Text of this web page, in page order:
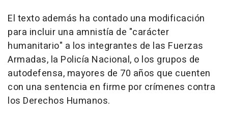
El texto además ha contado una modificación
para incluir una amnistía de "carácter
humanitario" a los integrantes de las Fuerzas
Armadas, la Policía Nacional, o los grupos de
autodefensa, mayores de 70 años que cuenten
con una sentencia en firme por crímenes contra
los Derechos Humanos.